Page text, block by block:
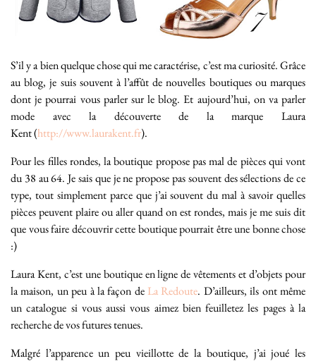
S’il y a bien quelque chose qui me caractérise, c’est ma curiosité. Grâce
au blog, je suis souvent à l’affût de nouvelles boutiques ou marques
dont je pourrai vous parler sur le blog. Et aujourd’hui, on va parler
mode avec la découverte de la marque Laura
Kent (http://www.laurakent.fr).
Pour les filles rondes, la boutique propose pas mal de pièces qui vont
du 38 au 64. Je sais que je ne propose pas souvent des sélections de ce
type, tout simplement parce que j’ai souvent du mal à savoir quelles
pièces peuvent plaire ou aller quand on est rondes, mais je me suis dit
que vous faire découvrir cette boutique pourrait être une bonne chose
:)
Laura Kent, c’est une boutique en ligne de vêtements et d’objets pour
la maison, un peu à la façon de La Redoute. D’ailleurs, ils ont même
un catalogue si vous aussi vous aimez bien feuilletez les pages à la
recherche de vos futures tenues.
Malgré l’apparence un peu vieillotte de la boutique, j’ai joué les